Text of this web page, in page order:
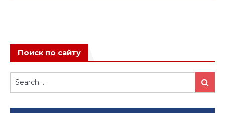
Поиск по сайту
Search
for:
Search